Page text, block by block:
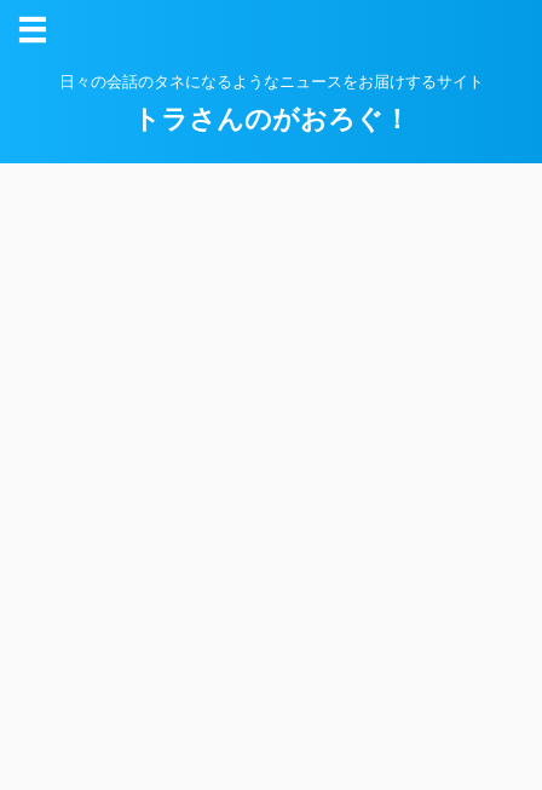
日々の会話のタネになるようなニュースをお届けするサイト
トラさんのがおろぐ！